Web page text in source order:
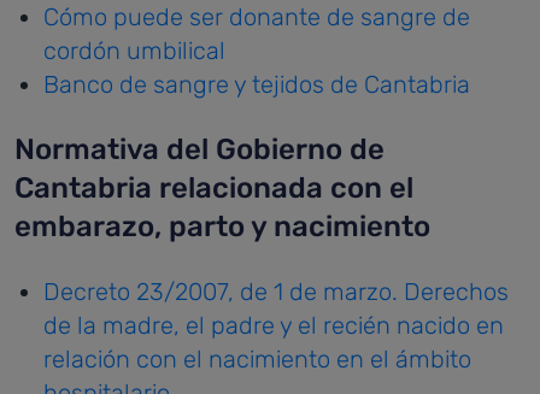
Cómo puede ser donante de sangre de
cordón umbilical
Banco de sangre y tejidos de Cantabria
Normativa del Gobierno de
Cantabria relacionada con el
embarazo, parto y nacimiento
Decreto 23/2007, de 1 de marzo. Derechos
de la madre, el padre y el recién nacido en
relación con el nacimiento en el ámbito